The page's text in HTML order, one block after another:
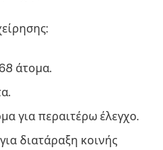
άτομα.
για περαιτέρω έλεγχο.
διατάραξη κοινής